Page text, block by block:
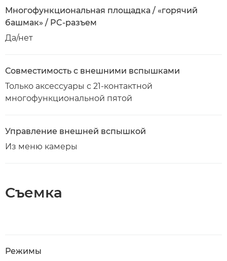
Многофункциональная площадка / «горячий
башмак» / PC-разъем
Да/нет
Совместимость с внешними вспышками
Только аксессуары с 21-контактной
многофункциональной пятой
Управление внешней вспышкой
Из меню камеры
Съемка
Режимы